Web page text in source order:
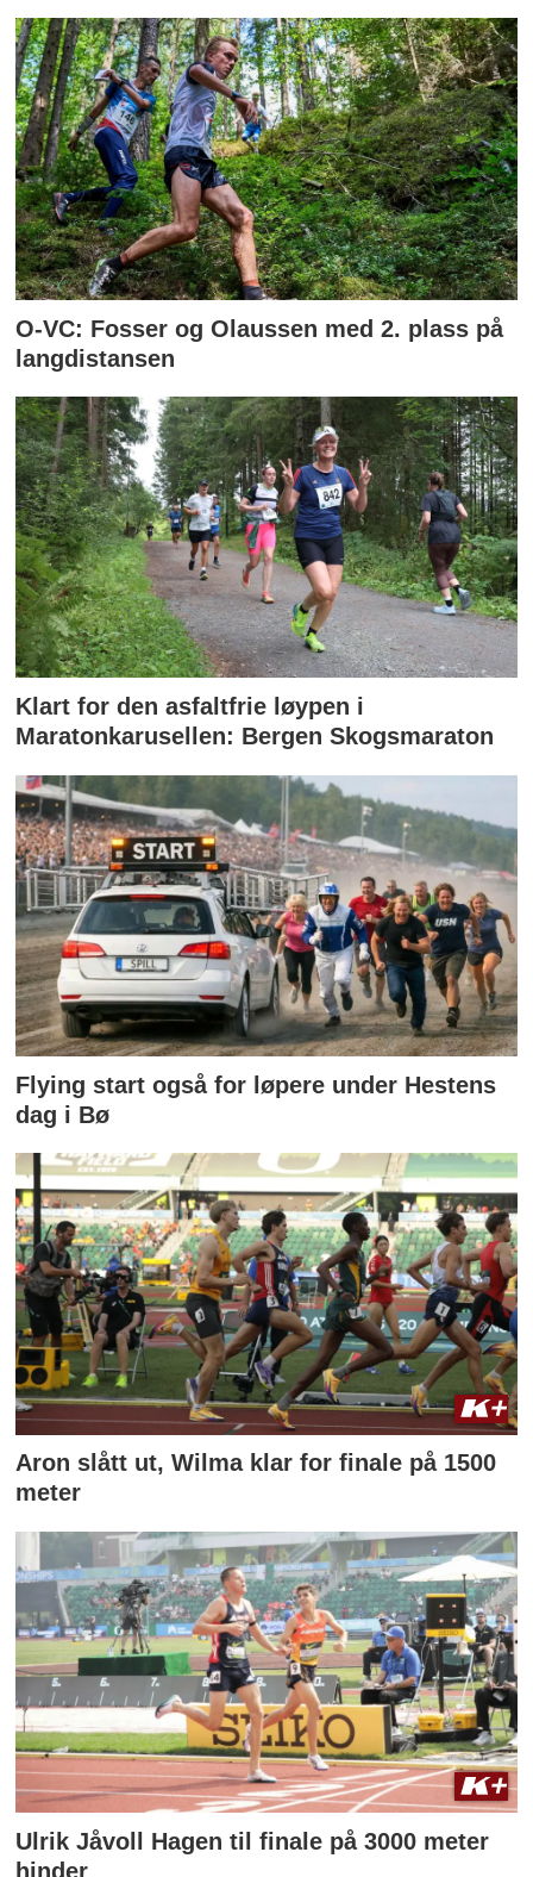
O-VC: Fosser og Olaussen med 2. plass på
langdistansen
Klart for den asfaltfrie løypen i
Maratonkarusellen: Bergen Skogsmaraton
Flying start også for løpere under Hestens
dag i Bø
Aron slått ut, Wilma klar for finale på 1500
meter
Ulrik Jåvoll Hagen til finale på 3000 meter
hinder